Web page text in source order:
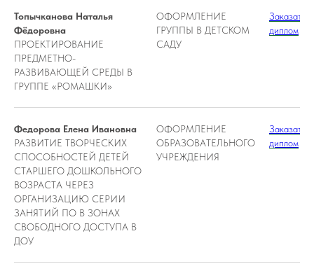
Топычканова Наталья
Фёдоровна
ПРОЕКТИРОВАНИЕ
ПРЕДМЕТНО-
РАЗВИВАЮЩЕЙ СРЕДЫ В
ГРУППЕ «РОМАШКИ»
ОФОРМЛЕНИЕ
ГРУППЫ В ДЕТСКОМ
САДУ
Заказать
диплом
Федорова Елена Ивановна
РАЗВИТИЕ ТВОРЧЕСКИХ
СПОСОБНОСТЕЙ ДЕТЕЙ
СТАРШЕГО ДОШКОЛЬНОГО
ВОЗРАСТА ЧЕРЕЗ
ОРГАНИЗАЦИЮ СЕРИИ
ЗАНЯТИЙ ПО В ЗОНАХ
СВОБОДНОГО ДОСТУПА В
ДОУ
ОФОРМЛЕНИЕ
ОБРАЗОВАТЕЛЬНОГО
УЧРЕЖДЕНИЯ
Заказать
диплом